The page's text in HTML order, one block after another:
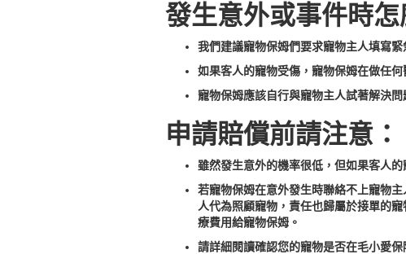
發生意外或事件時怎
我們建議寵物保姆們要求寵物主人填寫
如果客人的寵物受傷，寵物保姆在做任
寵物保姆應該自行與寵物主人試著解決
申請賠償前請注意：
雖然發生意外的機率很低，但如果客人
若寵物保姆在意外發生時聯絡不上寵物
人代為照顧寵物，責任也歸屬於接單的
療費用給寵物保姆。
請詳細閱讀確認您的寵物是否在毛小愛保